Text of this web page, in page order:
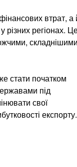
втрат, а
різних регіонах.
складнішими
стати початком
під
свої
експорту.